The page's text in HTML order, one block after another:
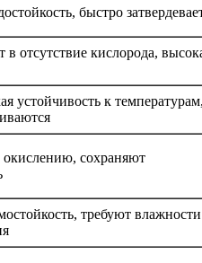
быстро
в отсутствие кислорода,
устойчивость к температурам,
сохраняют
требуют